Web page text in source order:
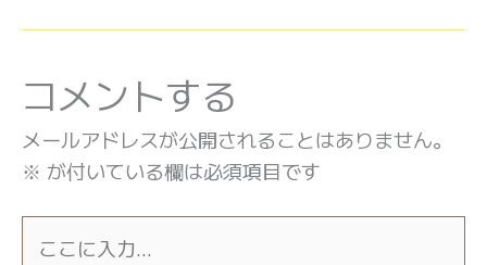
コメントする
メールアドレスが公開されることはありません。
※ が付いている欄は必須項目です